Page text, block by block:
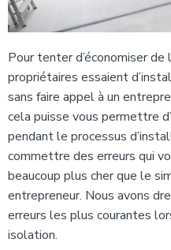
Pour tenter d’économiser de
propriétaires essaient
sans faire appel à un
cela puisse vous permettre
pendant le processus
commettre des erreurs qui
beaucoup plus cher que le
entrepreneur. Nous avons
erreurs les plus courantes
isolation.